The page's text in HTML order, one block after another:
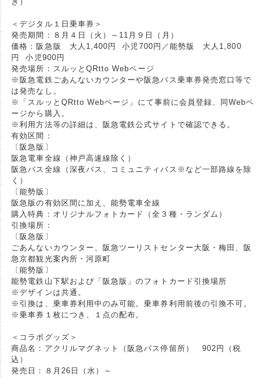
＜デジタル１日乗車券＞
発売期間：８月４日（火）～11月９日（月）
価格：阪急版 大人1,400円 小児700円／能勢版 大人1,800
円 小児900円
発売場所：スルッとQRtto Webページ
※阪急電鉄ごあんないカウンターや阪急バス乗車券発売窓口等で
は発売なし。
※「スルッとQRtto Webページ」にて事前に会員登録、同Webペ
ージから購入。
※利用方法等の詳細は、阪急電鉄公式サイトで確認できる。
有効区間：
〔阪急版〕
阪急電車全線（神戸高速線除く）
阪急バス全線（深夜バス、コミュニティバス※など一部路線を除
く）
〔能勢版〕
阪急版の有効区間に加え、能勢電車全線
購入特典：オリジナルフォトカード（全３種・ランダム）
引換場所：
〔阪急版〕
ごあんないカウンター、阪急ツーリストセンター大阪・梅田、阪
急京都観光案内所・河原町
〔能勢版〕
能勢電鉄山下駅および「阪急版」のフォトカード引換場所
※デザインは共通。
※引換は、乗車券利用中のみ可能。乗車券利用前後の引換不可。
※乗車券１枚につき、１点の配布。
＜コラボグッズ＞
商品名：アクリルマグネット（阪急バス停留所） 902円（税
込）
発売日：８月26日（水）～